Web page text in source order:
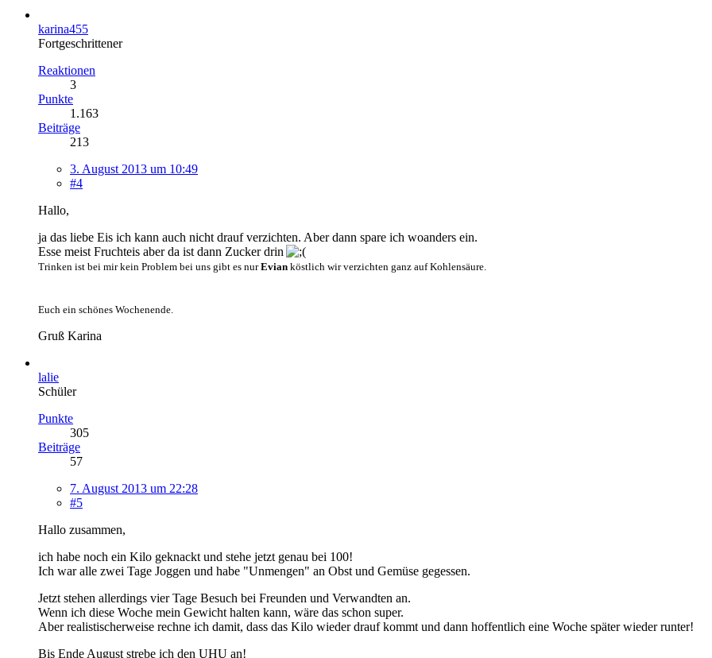
karina455
Fortgeschrittener
Reaktionen
3
Punkte
1.163
Beiträge
213
3. August 2013 um 10:49
#4
Hallo,
ja das liebe Eis ich kann auch nicht drauf verzichten. Aber dann spare ich woanders ein.
Esse meist Fruchteis aber da ist dann Zucker drin
Trinken ist bei mir kein Problem bei uns gibt es nurEvian köstlich wir verzichten ganz auf Kohlensäure.
Euch ein schönes Wochenende.
Gruß Karina
lalie
Schüler
Punkte
305
Beiträge
57
7. August 2013 um 22:28
#5
Hallo zusammen,
ich habe noch ein Kilo geknackt und stehe jetzt genau bei 100!
Ich war alle zwei Tage Joggen und habe "Unmengen" an Obst und Gemüse gegessen.
Jetzt stehen allerdings vier Tage Besuch bei Freunden und Verwandten an.
Wenn ich diese Woche mein Gewicht halten kann, wäre das schon super.
Aber realistischerweise rechne ich damit, dass das Kilo wieder drauf kommt und dann hoffentlich eine Woche später wieder runter!
Bis Ende August strebe ich den UHU an!